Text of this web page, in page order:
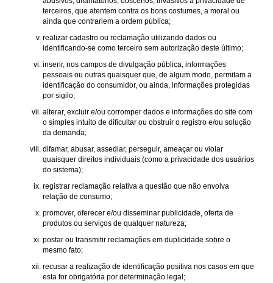
terceiros, que atentem contra os bons costumes, a moral ou
ainda que contrariem a ordem pública;
realizar cadastro ou reclamação utilizando dados ou
identificando-se como terceiro sem autorização deste último;
inserir, nos campos de divulgação pública, informações
pessoais ou outras quaisquer que, de algum modo, permitam a
identificação do consumidor, ou ainda, informações protegidas
por sigilo;
alterar, excluir e/ou corromper dados e informações do site com
o simples intuito de dificultar ou obstruir o registro e/ou solução
da demanda;
difamar, abusar, assediar, perseguir, ameaçar ou violar
quaisquer direitos individuais (como a privacidade dos usuários
do sistema);
registrar reclamação relativa a questão que não envolva
relação de consumo;
promover, oferecer e/ou disseminar publicidade, oferta de
produtos ou serviços de qualquer natureza;
postar ou transmitir reclamações em duplicidade sobre o
mesmo fato;
recusar a realização de identificação positiva nos casos em que
esta for obrigatória por determinação legal;